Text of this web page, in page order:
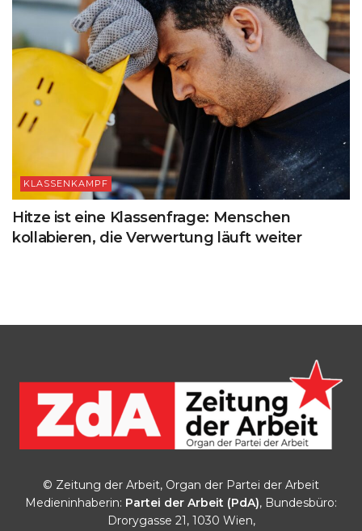
KLASSENKAMPF
Hitze ist eine Klassenfrage: Menschen
kollabieren, die Verwertung läuft weiter
© Zeitung der Arbeit, Organ der Partei der Arbeit
Medieninhaberin: Partei der Arbeit (PdA), Bundesbüro:
Drorygasse 21, 1030 Wien,